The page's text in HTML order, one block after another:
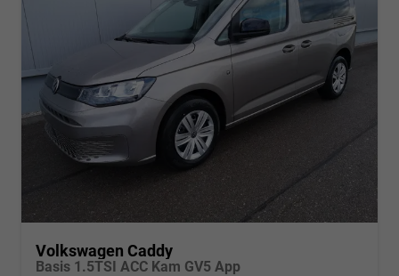
Volkswagen Caddy
Basis 1.5TSI ACC Kam GV5 App